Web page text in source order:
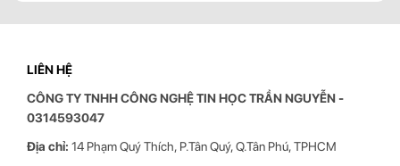
LIÊN HỆ
CÔNG TY TNHH CÔNG NGHỆ TIN HỌCTRẦN NGUYỄN-
0314593047
Địa chỉ: 14 Phạm Quý Thích, P.Tân Quý, Q.Tân Phú, TPHCM